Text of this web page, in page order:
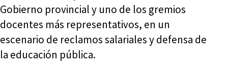
Gobierno provincial y uno de los gremios
docentes más representativos, en un
escenario de reclamos salariales y defensa de
la educación pública.